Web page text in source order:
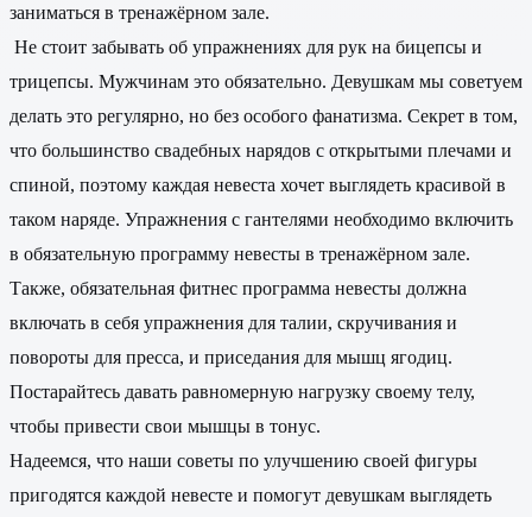
заниматься в тренажёрном зале.
Не стоит забывать об упражнениях для рук на бицепсы и
трицепсы. Мужчинам это обязательно. Девушкам мы советуем
делать это регулярно, но без особого фанатизма. Секрет в том,
что большинство свадебных нарядов с открытыми плечами и
спиной, поэтому каждая невеста хочет выглядеть красивой в
таком наряде. Упражнения с гантелями необходимо включить
в обязательную программу невесты в тренажёрном зале.
Также, обязательная фитнес программа невесты должна
включать в себя упражнения для талии, скручивания и
повороты для пресса, и приседания для мышц ягодиц.
Постарайтесь давать равномерную нагрузку своему телу,
чтобы привести свои мышцы в тонус.
Надеемся, что наши советы по улучшению своей фигуры
пригодятся каждой невесте и помогут девушкам выглядеть